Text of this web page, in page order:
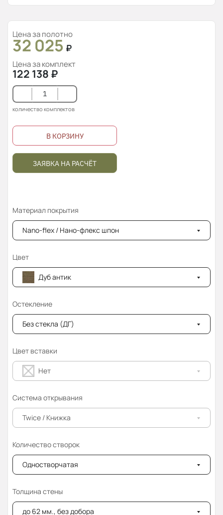
Цена за полотно
32 025 ₽
Цена за комплект
122 138 ₽
количество комплектов
В КОРЗИНУ
ЗАЯВКА НА РАСЧЁТ
Материал покрытия
Nano-flex / Нано-флекс шпон
Цвет
Дуб антик
Остекление
Без стекла (ДГ)
Цвет вставки
Нет
Система открывания
Twice / Книжка
Количество створок
Одностворчатая
Толщина стены
до 62 мм., без добора